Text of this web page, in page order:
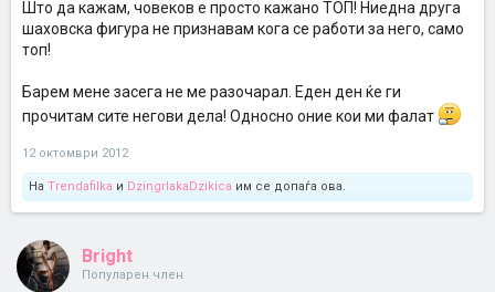
Што да кажам, човеков е просто кажано ТОП! Ниедна друга
шаховска фигура не признавам кога се работи за него, само
топ!
Барем мене засега не ме разочарал. Еден ден ќе ги
прочитам сите негови дела! Односно оние кои ми фалат
12 октомври 2012
На Trendafilka и DzingrlakaDzikica им се допаѓа ова.
Bright
Популарен член